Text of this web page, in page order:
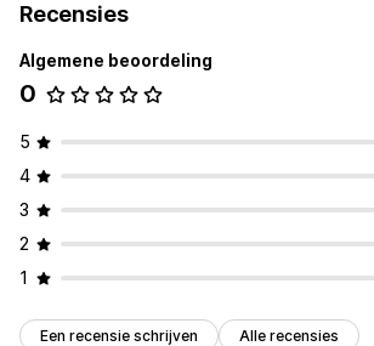
Recensies
Algemene beoordeling
0
5
4
3
2
1
Een recensie schrijven Alle recensies